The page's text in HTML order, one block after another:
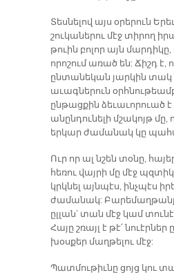
Տեսնելով այս օրերուն
շուկաներու մէջ տիրող
թուին բոլոր այն
որոշում առած են: Ճիշդ
ընտանեկան յարկին տակ
աւագներուն
ընթացքին ձեւաւորուած
անընդունելի մշակոյթ
երկար ժամանակ կը
Ուր որ ալ նշեն տօնը,
հեռու վայրի մը մէջ
կրկնել այնպէս, ինչպէս
ժամանակ:
ըլլան՝ տան մէջ կամ
Հայը շռայլ է թէ՛ նուէրներ
խօսքեր մաղթելու մէջ:
Պատմութիւնը ցոյց կու